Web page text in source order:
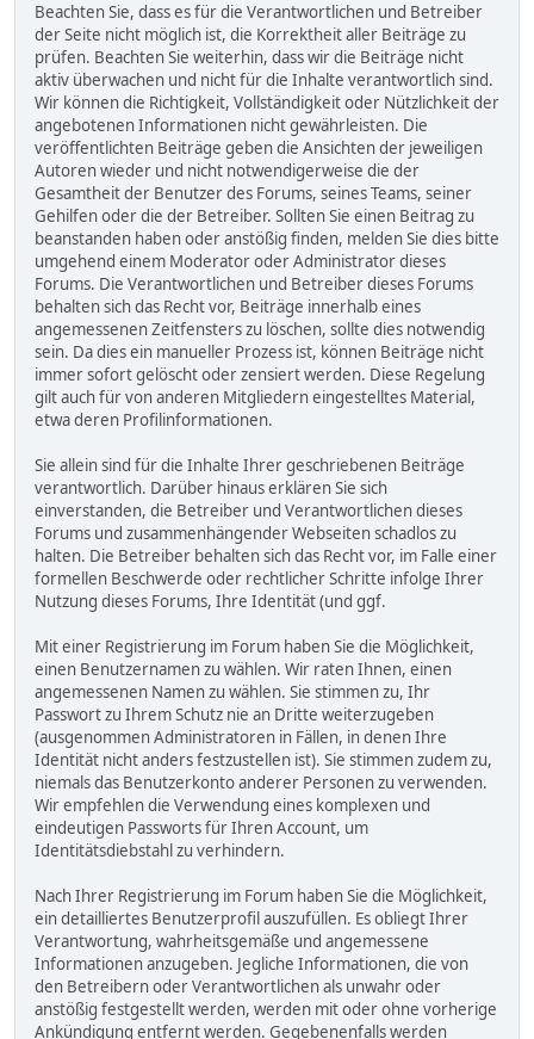
Beachten Sie, dass es für die Verantwortlichen und Betreiber
der Seite nicht möglich ist, die Korrektheit aller Beiträge zu
prüfen. Beachten Sie weiterhin, dass wir die Beiträge nicht
aktiv überwachen und nicht für die Inhalte verantwortlich sind.
Wir können die Richtigkeit, Vollständigkeit oder Nützlichkeit der
angebotenen Informationen nicht gewährleisten. Die
veröffentlichten Beiträge geben die Ansichten der jeweiligen
Autoren wieder und nicht notwendigerweise die der
Gesamtheit der Benutzer des Forums, seines Teams, seiner
Gehilfen oder die der Betreiber. Sollten Sie einen Beitrag zu
beanstanden haben oder anstößig finden, melden Sie dies bitte
umgehend einem Moderator oder Administrator dieses
Forums. Die Verantwortlichen und Betreiber dieses Forums
behalten sich das Recht vor, Beiträge innerhalb eines
angemessenen Zeitfensters zu löschen, sollte dies notwendig
sein. Da dies ein manueller Prozess ist, können Beiträge nicht
immer sofort gelöscht oder zensiert werden. Diese Regelung
gilt auch für von anderen Mitgliedern eingestelltes Material,
etwa deren Profilinformationen.
Sie allein sind für die Inhalte Ihrer geschriebenen Beiträge
verantwortlich. Darüber hinaus erklären Sie sich
einverstanden, die Betreiber und Verantwortlichen dieses
Forums und zusammenhängender Webseiten schadlos zu
halten. Die Betreiber behalten sich das Recht vor, im Falle einer
formellen Beschwerde oder rechtlicher Schritte infolge Ihrer
Nutzung dieses Forums, Ihre Identität (und ggf.
Mit einer Registrierung im Forum haben Sie die Möglichkeit,
einen Benutzernamen zu wählen. Wir raten Ihnen, einen
angemessenen Namen zu wählen. Sie stimmen zu, Ihr
Passwort zu Ihrem Schutz nie an Dritte weiterzugeben
(ausgenommen Administratoren in Fällen, in denen Ihre
Identität nicht anders festzustellen ist). Sie stimmen zudem zu,
niemals das Benutzerkonto anderer Personen zu verwenden.
Wir empfehlen die Verwendung eines komplexen und
eindeutigen Passworts für Ihren Account, um
Identitätsdiebstahl zu verhindern.
Nach Ihrer Registrierung im Forum haben Sie die Möglichkeit,
ein detailliertes Benutzerprofil auszufüllen. Es obliegt Ihrer
Verantwortung, wahrheitsgemäße und angemessene
Informationen anzugeben. Jegliche Informationen, die von
den Betreibern oder Verantwortlichen als unwahr oder
anstößig festgestellt werden, werden mit oder ohne vorherige
Ankündigung entfernt werden. Gegebenenfalls werden